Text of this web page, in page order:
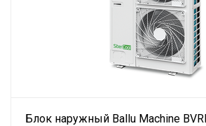
Блок наружный Ballu Machine